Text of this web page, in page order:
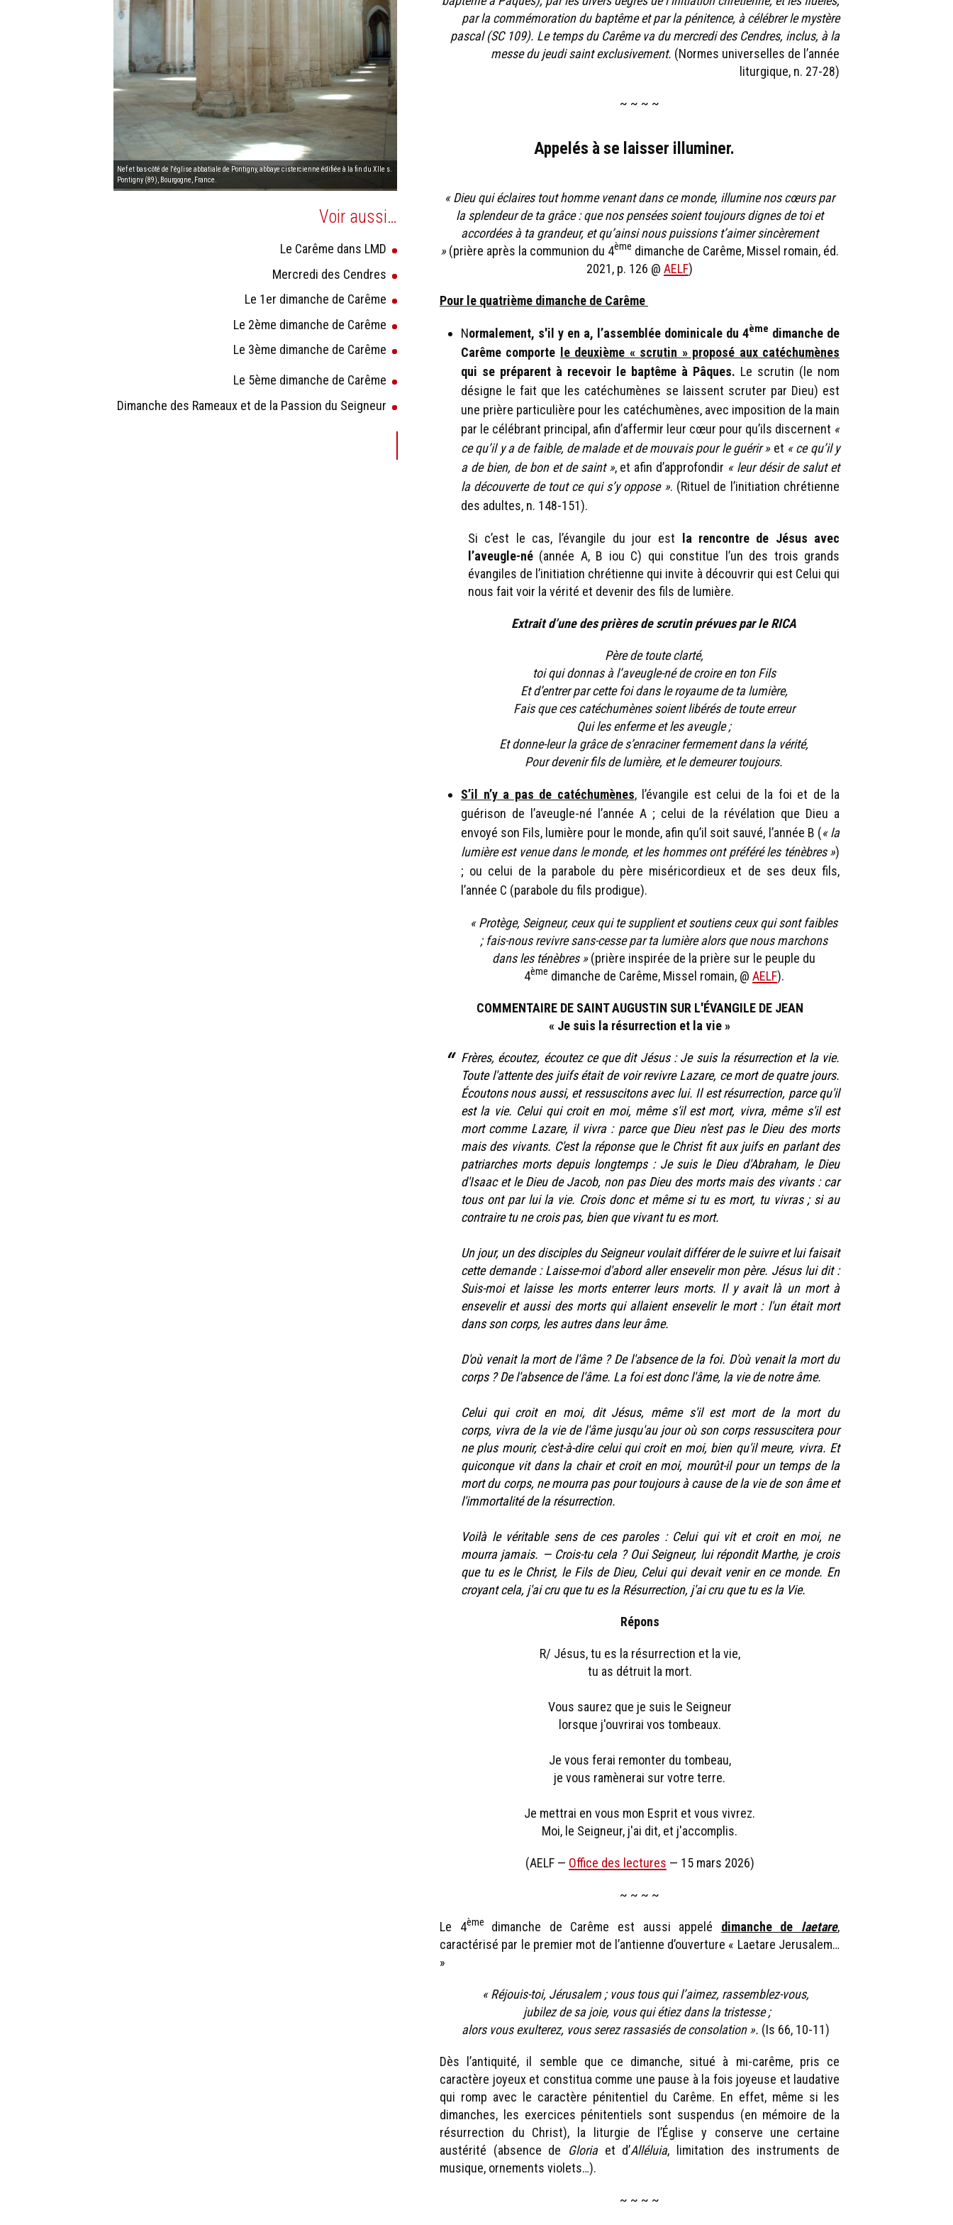
Nef et bas-côté de l'église abbatiale de Pontigny, abbaye cistercienne édifiée à la fin du XIIe s.
Pontigny (89), Bourgogne, France.
Voir aussi…
Le Carême dans LMD
Mercredi des Cendres
Le 1er dimanche de Carême
Le 2ème dimanche de Carême
Le 3ème dimanche de Carême
Le 5ème dimanche de Carême
Dimanche des Rameaux et de la Passion du Seigneur
par la commémoration du baptême et par la pénitence, à célébrer le mystère
pascal (SC 109). Le temps du Carême va du mercredi des Cendres, inclus, à la
messe du jeudi saint exclusivement. (Normes universelles de l’année
liturgique, n. 27-28)
~ ~ ~ ~
Appelés à se laisser illuminer.
« Dieu qui éclaires tout homme venant dans ce monde, illumine nos cœurs par
la splendeur de ta grâce : que nos pensées soient toujours dignes de toi et
accordées à ta grandeur, et qu’ainsi nous puissions t’aimer sincèrement
» (prière après la communion du 4ème dimanche de Carême, Missel romain, éd.
2021, p. 126 @ AELF)
Pour le quatrième dimanche de Carême
Normalement, s'il y en a, l’assemblée dominicale du 4ème dimanche de
Carême comporte
le deuxième « scrutin » proposé aux catéchumènes
qui se préparent à recevoir le baptême à Pâques. Le scrutin (le nom
désigne le fait que les catéchumènes se laissent scruter par Dieu) est
une prière particulière pour les catéchumènes, avec imposition de la main
par le célébrant principal, afin d’affermir leur cœur pour qu’ils discernent «
ce qu’il y a de faible, de malade et de mouvais pour le guérir » et « ce qu’il y
a de bien, de bon et de saint », et afin d’approfondir « leur désir de salut et
la découverte de tout ce qui s’y oppose ». (Rituel de l’initiation chrétienne
des adultes, n. 148-151).
Si c’est le cas, l’évangile du jour est
la rencontre de Jésus avec
l’aveugle-né (année A, B iou C) qui constitue l’un des trois grands
évangiles de l’initiation chrétienne qui invite à découvrir qui est Celui qui
nous fait voir la vérité et devenir des fils de lumière.
Extrait d’une des prières de scrutin prévues par le RICA
Père de toute clarté,
toi qui donnas à l’aveugle-né de croire en ton Fils
Et d’entrer par cette foi dans le royaume de ta lumière,
Fais que ces catéchumènes soient libérés de toute erreur
Qui les enferme et les aveugle ;
Et donne-leur la grâce de s’enraciner fermement dans la vérité,
Pour devenir fils de lumière, et le demeurer toujours.
S’il n’y a pas de catéchumènes, l’évangile est celui de la foi et de la
guérison de l’aveugle-né l’année A ; celui de la révélation que Dieu a
envoyé son Fils, lumière pour le monde, afin qu’il soit sauvé, l’année B (« la
lumière est venue dans le monde, et les hommes ont préféré les ténèbres »)
; ou celui de la parabole du père miséricordieux et de ses deux fils,
l’année C (parabole du fils prodigue).
« Protège, Seigneur, ceux qui te supplient et soutiens ceux qui sont faibles
; fais-nous revivre sans-cesse par ta lumière alors que nous marchons
dans les ténèbres » (prière inspirée de la prière sur le peuple du
4ème dimanche de Carême, Missel romain, @ AELF).
COMMENTAIRE DE SAINT AUGUSTIN SUR L'ÉVANGILE DE JEAN
« Je suis la résurrection et la vie »
Frères, écoutez, écoutez ce que dit Jésus : Je suis la résurrection et la vie.
Toute l'attente des juifs était de voir revivre Lazare, ce mort de quatre jours.
Écoutons nous aussi, et ressuscitons avec lui. Il est résurrection, parce qu'il
est la vie. Celui qui croit en moi, même s'il est mort, vivra, même s'il est
mort comme Lazare, il vivra : parce que Dieu n'est pas le Dieu des morts
mais des vivants. C'est la réponse que le Christ fit aux juifs en parlant des
patriarches morts depuis longtemps : Je suis le Dieu d'Abraham, le Dieu
d'Isaac et le Dieu de Jacob, non pas Dieu des morts mais des vivants : car
tous ont par lui la vie. Crois donc et même si tu es mort, tu vivras ; si au
contraire tu ne crois pas, bien que vivant tu es mort.
Un jour, un des disciples du Seigneur voulait différer de le suivre et lui faisait
cette demande : Laisse-moi d'abord aller ensevelir mon père. Jésus lui dit :
Suis-moi et laisse les morts enterrer leurs morts. Il y avait là un mort à
ensevelir et aussi des morts qui allaient ensevelir le mort : l'un était mort
dans son corps, les autres dans leur âme.
D'où venait la mort de l'âme ? De l'absence de la foi. D'où venait la mort du
corps ? De l'absence de l'âme. La foi est donc l'âme, la vie de notre âme.
Celui qui croit en moi, dit Jésus, même s'il est mort de la mort du
corps, vivra de la vie de l'âme jusqu'au jour où son corps ressuscitera pour
ne plus mourir, c'est-à-dire celui qui croit en moi, bien qu'il meure, vivra. Et
quiconque vit dans la chair et croit en moi, mourût-il pour un temps de la
mort du corps, ne mourra pas pour toujours à cause de la vie de son âme et
l'immortalité de la résurrection.
Voilà le véritable sens de ces paroles : Celui qui vit et croit en moi, ne
mourra jamais. — Crois-tu cela ? Oui Seigneur, lui répondit Marthe, je crois
que tu es le Christ, le Fils de Dieu, Celui qui devait venir en ce monde. En
croyant cela, j'ai cru que tu es la Résurrection, j'ai cru que tu es la Vie.
Répons
R/ Jésus, tu es la résurrection et la vie,
tu as détruit la mort.
Vous saurez que je suis le Seigneur
lorsque j'ouvrirai vos tombeaux.
Je vous ferai remonter du tombeau,
je vous ramènerai sur votre terre.
Je mettrai en vous mon Esprit et vous vivrez.
Moi, le Seigneur, j'ai dit, et j'accomplis.
(AELF — Office des lectures — 15 mars 2026)
~ ~ ~ ~
Le 4ème dimanche de Carême est aussi appelé dimanche de laetare,
caractérisé par le premier mot de l’antienne d’ouverture « Laetare Jerusalem…
»
« Réjouis-toi, Jérusalem ; vous tous qui l’aimez, rassemblez-vous,
jubilez de sa joie, vous qui étiez dans la tristesse ;
alors vous exulterez, vous serez rassasiés de consolation ». (Is 66, 10-11)
Dès l’antiquité, il semble que ce dimanche, situé à mi-carême, pris ce
caractère joyeux et constitua comme une pause à la fois joyeuse et laudative
qui romp avec le caractère pénitentiel du Carême. En effet, même si les
dimanches, les exercices pénitentiels sont suspendus (en mémoire de la
résurrection du Christ), la liturgie de l’Église y conserve une certaine
austérité (absence de Gloriaet d’Alléluia, limitation des instruments de
musique, ornements violets…).
~ ~ ~ ~